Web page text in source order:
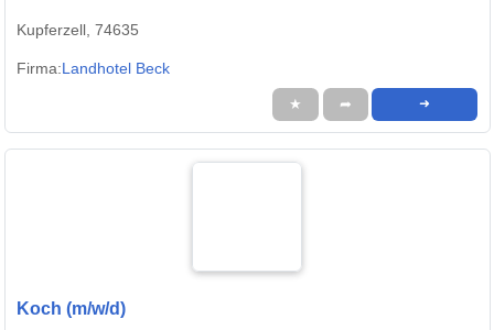
Kupferzell, 74635
Firma:Landhotel Beck
★ ➦ ➜
Koch (m/w/d)